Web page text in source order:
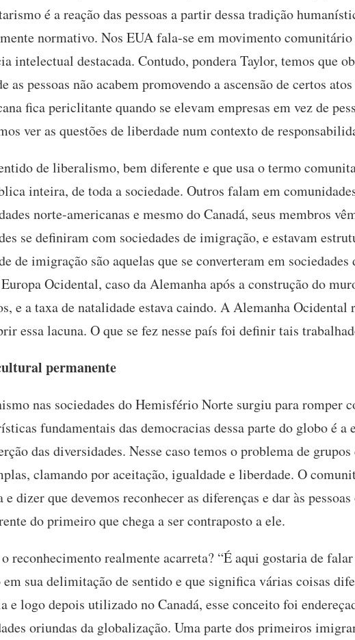
é a reação das pessoas a partir dessa tradição
normativo. Nos EUA fala-se em movimento
intelectual destacada. Contudo, pondera Taylor, temos que
as pessoas não acabem promovendo a ascensão de certos
fica periclitante quando se elevam empresas em vez de
ver as questões de liberdade num contexto de
de liberalismo, bem diferente e que usa o termo
inteira, de toda a sociedade. Outros falam em
norte-americanas e mesmo do Canadá, seus membros
se definiram com sociedades de imigração, e estavam
de imigração são aquelas que se converteram em
Ocidental, caso da Alemanha após a construção do
e a taxa de natalidade estava caindo. A Alemanha
essa lacuna. O que se fez nesse país foi definir tais
permanente
nas sociedades do Hemisfério Norte surgiu para romper
fundamentais das democracias dessa parte do globo é
das diversidades. Nesse caso temos o problema de
clamando por aceitação, igualdade e liberdade. O
dizer que devemos reconhecer as diferenças e dar às
do primeiro que chega a ser contraposto a ele.
reconhecimento realmente acarreta? “É aqui gostaria de
sua delimitação de sentido e que significa várias coisas
e logo depois utilizado no Canadá, esse conceito foi
oriundas da globalização. Uma parte dos primeiros